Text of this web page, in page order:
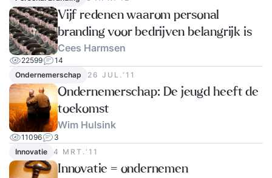
Vijf redenen waarom personal
branding voor bedrijven belangrijk is
Cees Harmsen
22599
14
Ondernemerschap
26 JUL.‘11
Ondernemerschap: De jeugd heeft de
toekomst
Wim Hulsink
11096
3
Innovatie
4 MRT.‘11
Innovatie = ondernemen